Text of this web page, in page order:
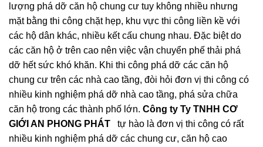
lượng phá dỡ căn hộ chung cư tuy không nhiều nhưng
mặt bằng thi công chặt hẹp, khu vực thi công liền kề với
các hộ dân khác, nhiều kết cấu chung nhau. Đặc biệt do
các căn hộ ở trên cao nên việc vận chuyển phế thải phá
dỡ hết sức khó khăn. Khi thi công phá dỡ các căn hộ
chung cư trên các nhà cao tầng, đòi hỏi đơn vị thi công có
nhiều kinh nghiệm phá dỡ nhà cao tầng, phá sửa chữa
căn hộ trong các thành phố lớn. Công ty Ty TNHH CƠ
GIỚI AN PHONG PHÁT
tự hào là đơn vị thi công có rất
nhiều kinh nghiệm phá dỡ các chung cư, căn hộ cao